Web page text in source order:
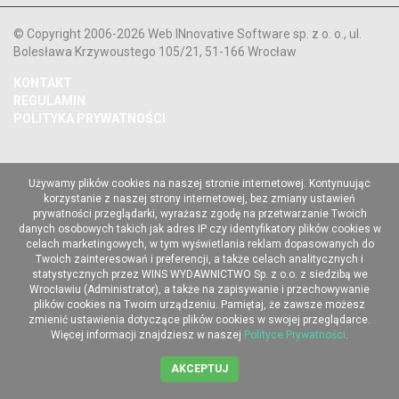
© Copyright 2006-2026 Web INnovative Software sp. z o. o., ul.
Bolesława Krzywoustego 105/21, 51-166 Wrocław
KONTAKT
REGULAMIN
POLITYKA PRYWATNOŚCI
Używamy plików cookies na naszej stronie internetowej. Kontynuując
korzystanie z naszej strony internetowej, bez zmiany ustawień
prywatności przeglądarki, wyrażasz zgodę na przetwarzanie Twoich
danych osobowych takich jak adres IP czy identyfikatory plików cookies w
celach marketingowych, w tym wyświetlania reklam dopasowanych do
Twoich zainteresowań i preferencji, a także celach analitycznych i
statystycznych przez WINS WYDAWNICTWO Sp. z o.o. z siedzibą we
Wrocławiu (Administrator), a także na zapisywanie i przechowywanie
plików cookies na Twoim urządzeniu. Pamiętaj, że zawsze możesz
zmienić ustawienia dotyczące plików cookies w swojej przeglądarce.
Więcej informacji znajdziesz w naszej Polityce Prywatności.
AKCEPTUJ